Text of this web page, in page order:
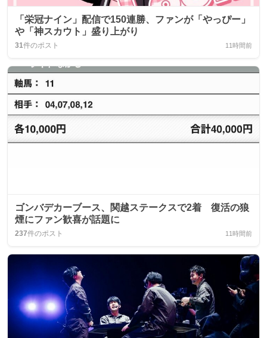
「栄冠ナイン」配信で150連勝、ファンが「やっぴー」
や「神スカウト」盛り上がり
31件のポスト 11時間前
ゴンバデカーブース、関越ステークスで2着 復活の狼
煙にファン歓喜が話題に
237件のポスト 11時間前